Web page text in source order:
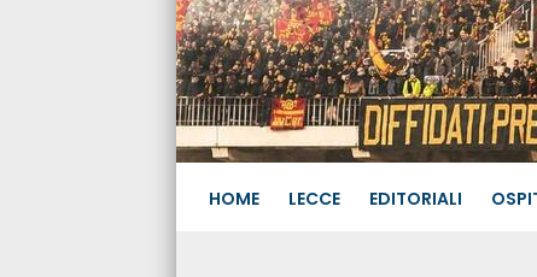
HOME LECCE EDITORIALI